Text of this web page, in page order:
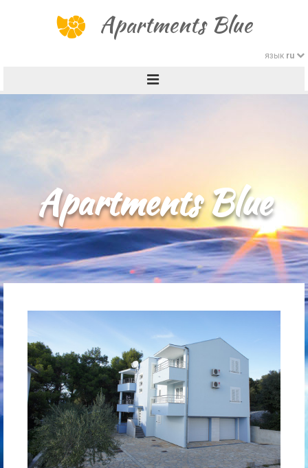
Apartments Blue
СВЯЗИ
язык ru
ITALIAN
RUSSIAN
Apartments Blue